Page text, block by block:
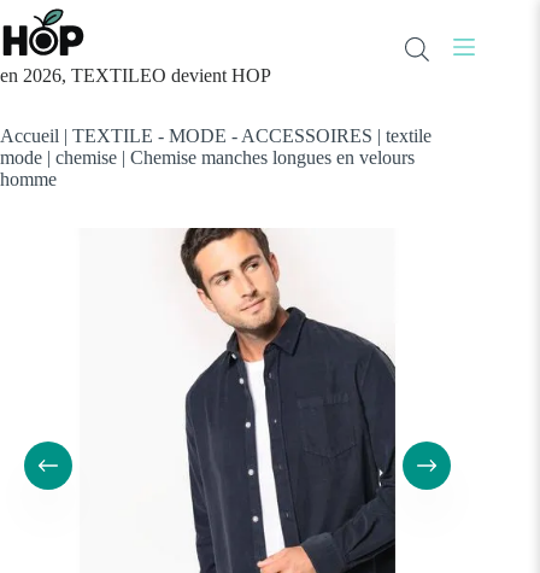
Passer
au
contenu
en 2026, TEXTILEO devient HOP
Accueil | TEXTILE - MODE - ACCESSOIRES | textile
mode | chemise | Chemise manches longues en velours
homme